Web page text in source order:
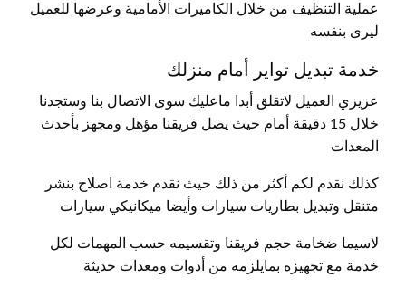
عملية التنظيف من خلال الكاميرات الأمامية وعرضها للعميل
ليرى بنفسه
خدمة تبديل تواير أمام منزلك
عزيزي العميل لاتقلق أبدا ماعليك سوى الاتصال بنا وستجدنا
خلال 15 دقيقة أمام حيث يصل فريقنا مؤهل ومجهز بأحدث
المعدات
كذلك نقدم لكم أكثر من ذلك حيث نقدم خدمة اصلاح بنشر
متنقل وتبديل بطاريات سيارات وأيضا ميكانيكي سيارات
لاسيما ضخامة حجم فريقنا وتقسيمه حسب المهمات لكل
خدمة مع تجهيزه بمايلزمه من أدوات ومعدات حديثة